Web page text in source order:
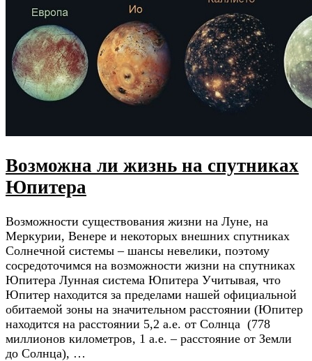
Возможна ли жизнь на спутниках
Юпитера
Возможности существования жизни на Луне, на
Меркурии, Венере и некоторых внешних спутниках
Солнечной системы – шансы невелики, поэтому
сосредоточимся на возможности жизни на спутниках
Юпитера Лунная система Юпитера Учитывая, что
Юпитер находится за пределами нашей официальной
обитаемой зоны на значительном расстоянии (Юпитер
находится на расстоянии 5,2 а.е. от Солнца (778
миллионов километров, 1 а.е. – расстояние от Земли
до Солнца), …